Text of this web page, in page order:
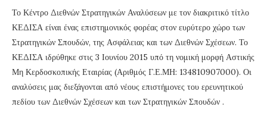
Το Κέντρο Διεθνών Στρατηγικών Αναλύσεων με τον διακριτικό τίτλο
ΚΕΔΙΣΑ είναι ένας επιστημονικός φορέας στον ευρύτερο χώρο των
Στρατηγικών Σπουδών, της Ασφάλειας και των Διεθνών Σχέσεων. Το
ΚΕΔΙΣΑ ιδρύθηκε στις 3 Ιουνίου 2015 υπό τη νομική μορφή Αστικής
Μη Κερδοσκοπικής Εταιρίας (Αριθμός Γ.Ε.ΜΗ: 134810907000). Οι
αναλύσεις μας διεξάγονται από νέους επιστήμονες του ερευνητικού
πεδίου των Διεθνών Σχέσεων και των Στρατηγικών Σπουδών .